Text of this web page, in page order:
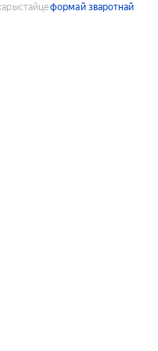
формай зваротнай